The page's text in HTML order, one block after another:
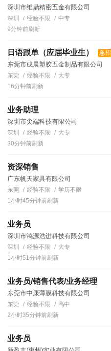
深圳市维鼎精密五金有限公司
深圳 经验不限
中专
9分钟前刷新
日语跟单（应届毕业生） 急招
东莞市成晨塑胶五金制品有限公司
东莞 经验不限
大专
16分钟前刷新
业务助理
深圳市尖端科技有限公司
深圳 经验不限
大专
30分钟前刷新
资深销售
广东帆天家具有限公司
东莞 经验不限
学历不限
1小时45分钟前刷新
业务员
深圳市鸿源浩进科技有限公司
深圳 经验不限
大专
1小时51分钟前刷新
业务员/销售代表/业务经理
东莞市中康薄膜科技有限公司
东莞 经验不限
高中
2小时35分钟前刷新
业务员